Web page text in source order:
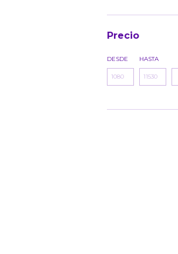
Precio
DESDE HASTA